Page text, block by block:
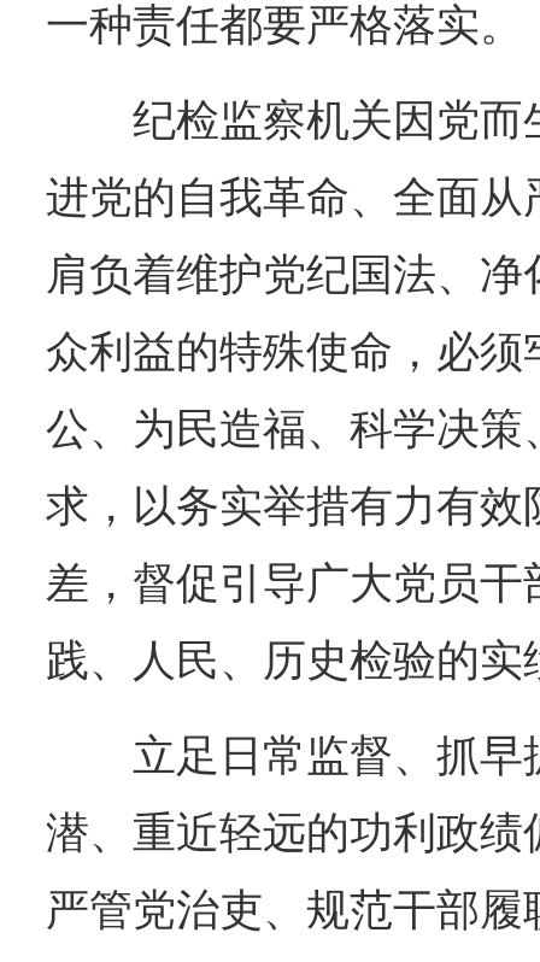
一种责任都要严格落实。
纪检监察机关因党
进党的自我革命、全面
肩负着维护党纪国法、
众利益的特殊使命，必须
公、为民造福、科学决策
求，以务实举措有力有
差，督促引导广大党员
践、人民、历史检验的实
立足日常监督、抓
潜、重近轻远的功利政
严管党治吏、规范干部